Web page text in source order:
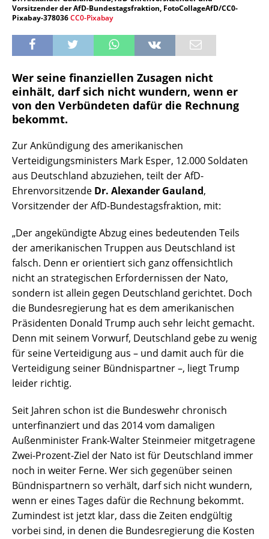
Vorsitzender der AfD-Bundestagsfraktion, FotoCollageAfD/CC0-
Pixabay-378036CC0-Pixabay
Wer seine finanziellen Zusagen nicht
einhält, darf sich nicht wundern, wenn er
von den Verbündeten dafür die Rechnung
bekommt.
Zur Ankündigung des amerikanischen
Verteidigungsministers Mark Esper, 12.000 Soldaten
aus Deutschland abzuziehen, teilt der AfD-
Ehrenvorsitzende Dr. Alexander Gauland,
Vorsitzender der AfD-Bundestagsfraktion, mit:
„Der angekündigte Abzug eines bedeutenden Teils
der amerikanischen Truppen aus Deutschland ist
falsch. Denn er orientiert sich ganz offensichtlich
nicht an strategischen Erfordernissen der Nato,
sondern ist allein gegen Deutschland gerichtet. Doch
die Bundesregierung hat es dem amerikanischen
Präsidenten Donald Trump auch sehr leicht gemacht.
Denn mit seinem Vorwurf, Deutschland gebe zu wenig
für seine Verteidigung aus – und damit auch für die
Verteidigung seiner Bündnispartner –, liegt Trump
leider richtig.
Seit Jahren schon ist die Bundeswehr chronisch
unterfinanziert und das 2014 vom damaligen
Außenminister Frank-Walter Steinmeier mitgetragene
Zwei-Prozent-Ziel der Nato ist für Deutschland immer
noch in weiter Ferne. Wer sich gegenüber seinen
Bündnispartnern so verhält, darf sich nicht wundern,
wenn er eines Tages dafür die Rechnung bekommt.
Zumindest ist jetzt klar, dass die Zeiten endgültig
vorbei sind, in denen die Bundesregierung die Kosten